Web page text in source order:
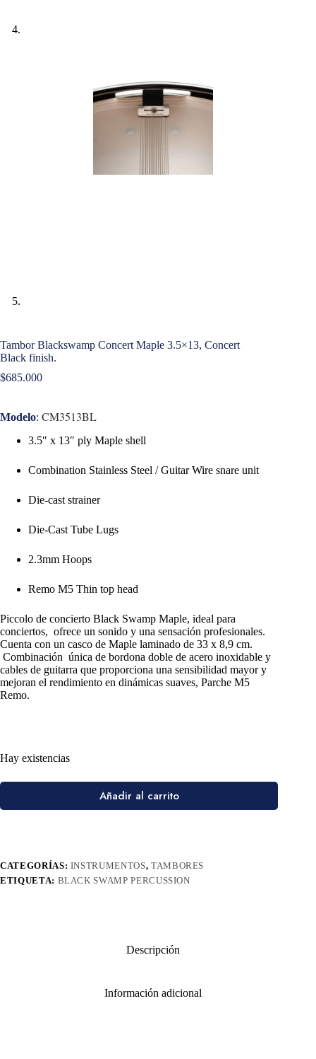
Tambor Blackswamp Concert Maple 3.5×13, Concert
Black finish.
$685.000
Modelo: CM3513BL
3.5″ x 13″ ply Maple shell
Combination Stainless Steel / Guitar Wire snare unit
Die-cast strainer
Die-Cast Tube Lugs
2.3mm Hoops
Remo M5 Thin top head
Piccolo de concierto Black Swamp Maple, ideal para
conciertos, ofrece un sonido y una sensación profesionales.
Cuenta con un casco de Maple laminado de 33 x 8,9 cm.
Combinación única de bordona doble de acero inoxidable y
cables de guitarra que proporciona una sensibilidad mayor y
mejoran el rendimiento en dinámicas suaves, Parche M5
Remo.
Hay existencias
Añadir al carrito
CATEGORÍAS: INSTRUMENTOS, TAMBORES
ETIQUETA: BLACK SWAMP PERCUSSION
Descripción
Información adicional